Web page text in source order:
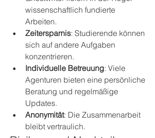
wissenschaftlich fundierte
Arbeiten.
Zeitersparnis: Studierende können
sich auf andere Aufgaben
konzentrieren.
Individuelle Betreuung: Viele
Agenturen bieten eine persönliche
Beratung und regelmäßige
Updates.
Anonymität: Die Zusammenarbeit
bleibt vertraulich.